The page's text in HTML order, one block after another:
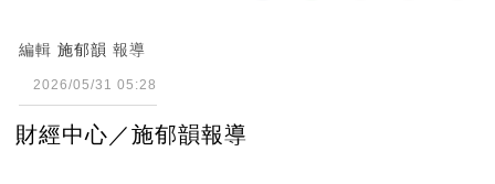
編輯 施郁韻 報導
2026/05/31 05:28
財經中心／施郁韻報導